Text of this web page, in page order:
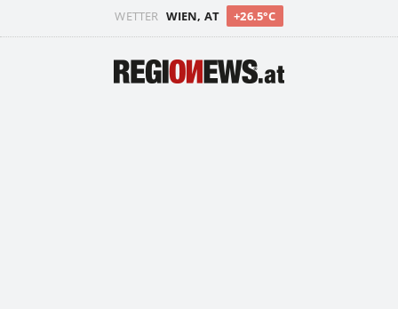
WETTER WIEN, AT +26.5°C